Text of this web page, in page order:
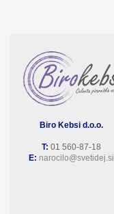
Biro Kebsi d.o.o.
T: 01 560-87-18
E: narocilo@svetidej.si